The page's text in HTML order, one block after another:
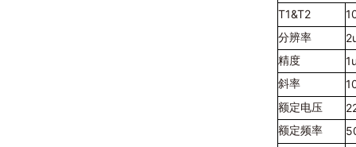
T1&T2
分辨率
精度
斜率
额定电压
额定频率